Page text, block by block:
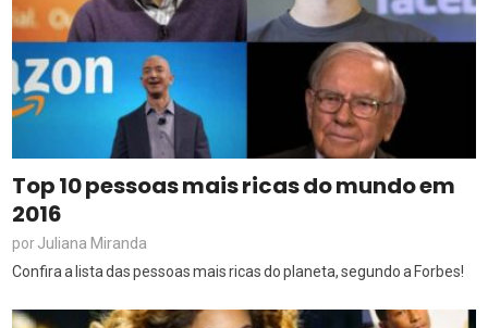
Top 10 pessoas mais ricas do mundo em
2016
porJuliana Miranda
Confira a lista das pessoas mais ricas do planeta, segundo a Forbes!